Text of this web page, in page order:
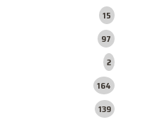
15
97
2
164
139